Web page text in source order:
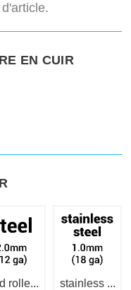
EN CUIR
rolle... stainless ...